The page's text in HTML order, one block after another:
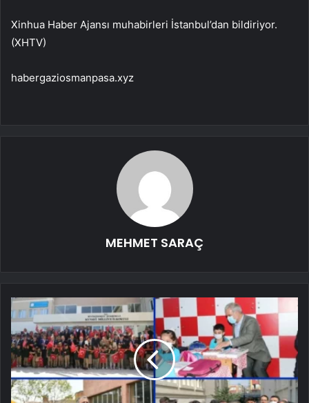
Xinhua Haber Ajansı muhabirleri İstanbul’dan bildiriyor.
(XHTV)
habergaziosmanpasa.xyz
MEHMET SARAÇ